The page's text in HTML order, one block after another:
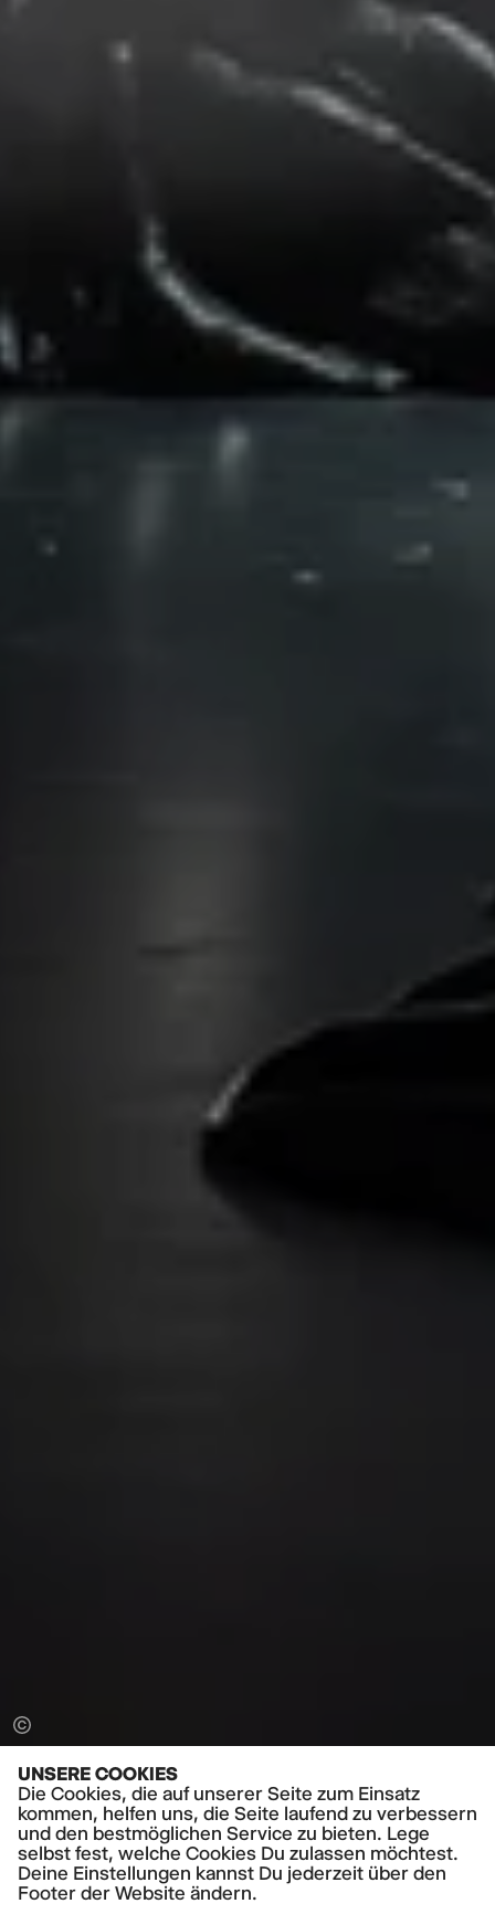
UNSERE COOKIES
Die Cookies, die auf unserer Seite zum Einsatz
kommen, helfen uns, die Seite laufend zu verbessern
und den bestmöglichen Service zu bieten. Lege
selbst fest, welche Cookies Du zulassen möchtest.
Deine Einstellungen kannst Du jederzeit über den
Footer der Website ändern.
PRESSESTIMMEN
Hamburger Abendblatt:
Mehr lesen